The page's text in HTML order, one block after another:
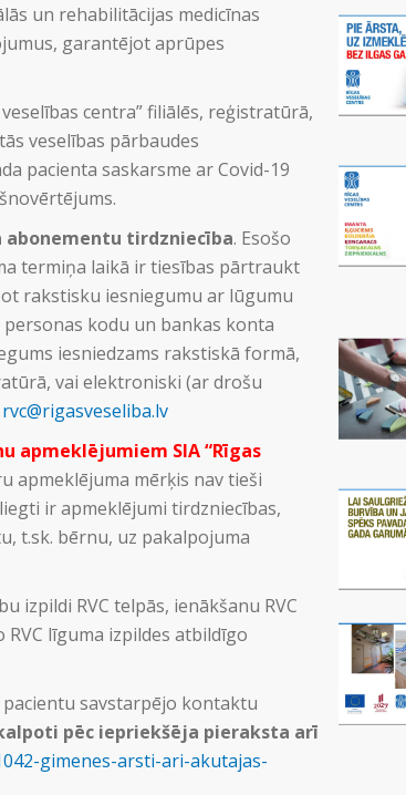
un rehabilitācijas medicīnas
garantējot aprūpes
centra” filiālēs, reģistratūrā,
veselības pārbaudes
pacienta saskarsme ar Covid-19
tirdzniecība. Esošo
termiņa laikā ir tiesības pārtraukt
rakstisku iesniegumu ar lūgumu
kodu un bankas konta
iesniedzams rakstiskā formā,
vai elektroniski (ar drošu
rvc@rigasveseliba.lv
apmeklējumiem SIA “Rīgas
apmeklējuma mērķis nav tieši
ir apmeklējumi tirdzniecības,
t.sk. bērnu, uz pakalpojuma
izpildi RVC telpās, ienākšanu RVC
līguma izpildes atbildīgo
savstarpējo kontaktu
pēc iepriekšēja pieraksta arī
gimenes-arsti-ari-akutajas-